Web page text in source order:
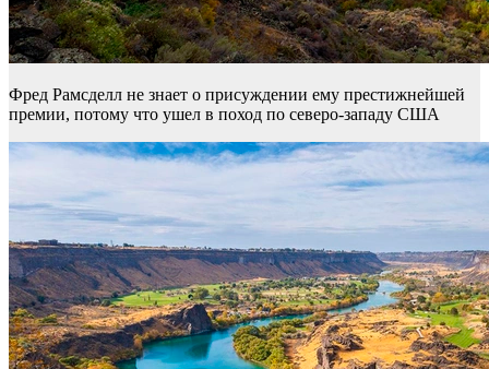
Фред Рамсделл не знает о присуждении ему престижнейшей
премии, потому что ушел в поход по северо-западу США